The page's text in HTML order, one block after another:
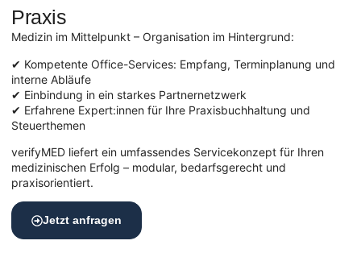
Praxis
Medizin im Mittelpunkt – Organisation im Hintergrund:
✔ Kompetente Office-Services: Empfang, Terminplanung und
interne Abläufe
✔ Einbindung in ein starkes Partnernetzwerk
✔ Erfahrene Expert:innen für Ihre Praxisbuchhaltung und
Steuerthemen
verifyMED liefert ein umfassendes Servicekonzept für Ihren
medizinischen Erfolg – modular, bedarfsgerecht und
praxisorientiert.
Jetzt anfragen